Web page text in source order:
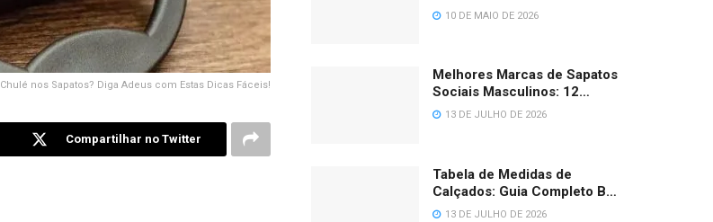
Chulé nos Sapatos? Diga Adeus com Estas Dicas Fáceis!
Compartilhar no Twitter
Masculino, Infantil e Bebê
10 DE MAIO DE 2026
Melhores Marcas de Sapatos
Sociais Masculinos: 12
Opções em 2026
13 DE JULHO DE 2026
Tabela de Medidas de
Calçados: Guia Completo BR,
EUA e Europa 2026
13 DE JULHO DE 2026